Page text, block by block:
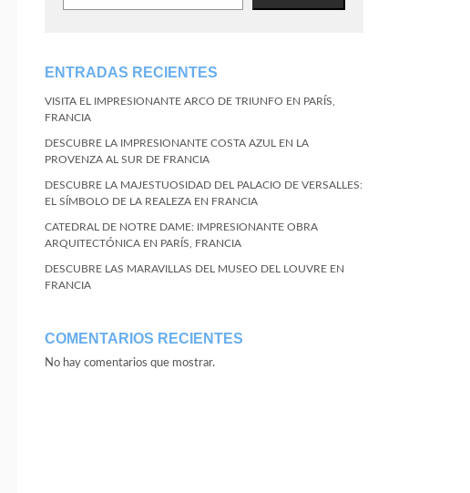
ENTRADAS RECIENTES
VISITA EL IMPRESIONANTE ARCO DE TRIUNFO EN PARÍS,
FRANCIA
DESCUBRE LA IMPRESIONANTE COSTA AZUL EN LA
PROVENZA AL SUR DE FRANCIA
DESCUBRE LA MAJESTUOSIDAD DEL PALACIO DE VERSALLES:
EL SÍMBOLO DE LA REALEZA EN FRANCIA
CATEDRAL DE NOTRE DAME: IMPRESIONANTE OBRA
ARQUITECTÓNICA EN PARÍS, FRANCIA
DESCUBRE LAS MARAVILLAS DEL MUSEO DEL LOUVRE EN
FRANCIA
COMENTARIOS RECIENTES
No hay comentarios que mostrar.